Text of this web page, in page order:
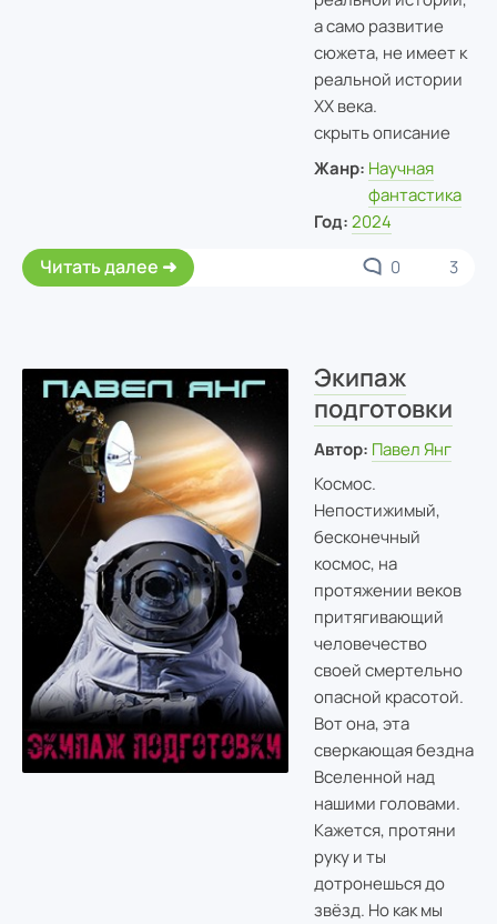
а само развитие
сюжета, не имеет к
реальной истории
ХХ века.
скрыть описание
Жанр: Научная
фантастика
Год: 2024
Читать далее 0 3
Экипаж
подготовки
Автор: Павел Янг
Космос.
Непостижимый,
бесконечный
космос, на
протяжении веков
притягивающий
человечество
своей смертельно
опасной красотой.
Вот она, эта
сверкающая бездна
Вселенной над
нашими головами.
Кажется, протяни
руку и ты
дотронешься до
звёзд. Но как мы